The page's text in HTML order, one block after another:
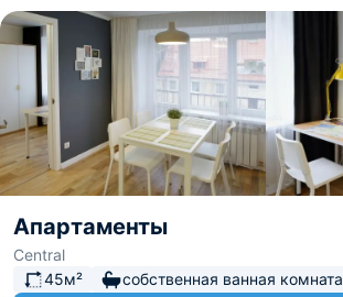
Апартаменты
Central
45м²
собственная ванная комната